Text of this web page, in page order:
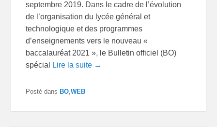
septembre 2019. Dans le cadre de l’évolution
de l’organisation du lycée général et
technologique et des programmes
d’enseignements vers le nouveau «
baccalauréat 2021 », le Bulletin officiel (BO)
spécial
Lire la suite →
Posté dans BO,WEB